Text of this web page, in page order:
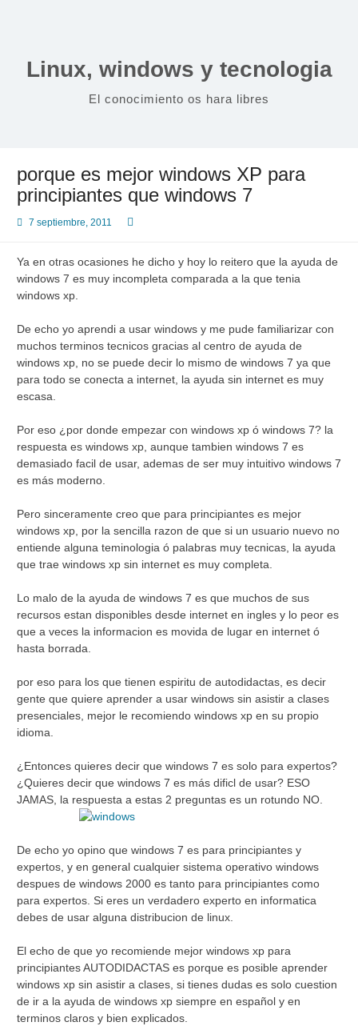
Linux, windows y tecnologia
El conocimiento os hara libres
porque es mejor windows XP para
principiantes que windows 7
7 septiembre, 2011
Ya en otras ocasiones he dicho y hoy lo reitero que la ayuda de
windows 7 es muy incompleta comparada a la que tenia
windows xp.
De echo yo aprendi a usar windows y me pude familiarizar con
muchos terminos tecnicos gracias al centro de ayuda de
windows xp, no se puede decir lo mismo de windows 7 ya que
para todo se conecta a internet, la ayuda sin internet es muy
escasa.
Por eso ¿por donde empezar con windows xp ó windows 7? la
respuesta es windows xp, aunque tambien windows 7 es
demasiado facil de usar, ademas de ser muy intuitivo windows 7
es más moderno.
Pero sinceramente creo que para principiantes es mejor
windows xp, por la sencilla razon de que si un usuario nuevo no
entiende alguna teminologia ó palabras muy tecnicas, la ayuda
que trae windows xp sin internet es muy completa.
Lo malo de la ayuda de windows 7 es que muchos de sus
recursos estan disponibles desde internet en ingles y lo peor es
que a veces la informacion es movida de lugar en internet ó
hasta borrada.
por eso para los que tienen espiritu de autodidactas, es decir
gente que quiere aprender a usar windows sin asistir a clases
presenciales, mejor le recomiendo windows xp en su propio
idioma.
¿Entonces quieres decir que windows 7 es solo para expertos?
¿Quieres decir que windows 7 es más dificl de usar? ESO
JAMAS, la respuesta a estas 2 preguntas es un rotundo NO.
De echo yo opino que windows 7 es para principiantes y
expertos, y en general cualquier sistema operativo windows
despues de windows 2000 es tanto para principiantes como
para expertos. Si eres un verdadero experto en informatica
debes de usar alguna distribucion de linux.
El echo de que yo recomiende mejor windows xp para
principiantes AUTODIDACTAS es porque es posible aprender
windows xp sin asistir a clases, si tienes dudas es solo cuestion
de ir a la ayuda de windows xp siempre en español y en
terminos claros y bien explicados.